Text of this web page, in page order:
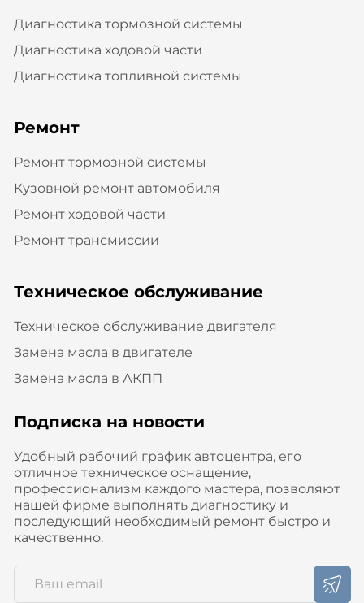
Диагностика тормозной системы
Диагностика ходовой части
Диагностика топливной системы
Ремонт
Ремонт тормозной системы
Кузовной ремонт автомобиля
Ремонт ходовой части
Ремонт трансмиссии
Техническое обслуживание
Техническое обслуживание двигателя
Замена масла в двигателе
Замена масла в АКПП
Подписка на новости
Удобный рабочий график автоцентра, его
отличное техническое оснащение,
профессионализм каждого мастера, позволяют
нашей фирме выполнять диагностику и
последующий необходимый ремонт быстро и
качественно.